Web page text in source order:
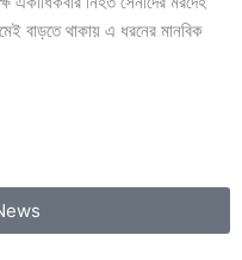
বাড়তে থাকায় এ ধরনের মানবিক